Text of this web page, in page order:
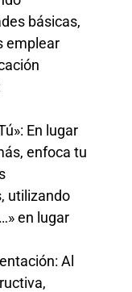
básicas,
emplear
En lugar
enfoca tu
utilizando
en lugar
Al